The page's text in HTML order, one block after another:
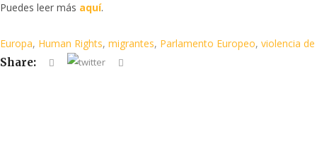
Puedes leer más aquí.
Europa, Human Rights, migrantes, Parlamento Europeo, violencia
Share: